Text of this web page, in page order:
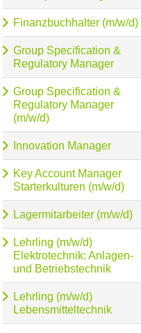
Finanzbuchhalter (m/w/d)
Group Specification &
Regulatory Manager
Group Specification &
Regulatory Manager
(m/w/d)
Innovation Manager
Key Account Manager
Starterkulturen (m/w/d)
Lagermitarbeiter (m/w/d)
Lehrling (m/w/d)
Elektrotechnik: Anlagen-
und Betriebstechnik
Lehrling (m/w/d)
Lebensmitteltechnik